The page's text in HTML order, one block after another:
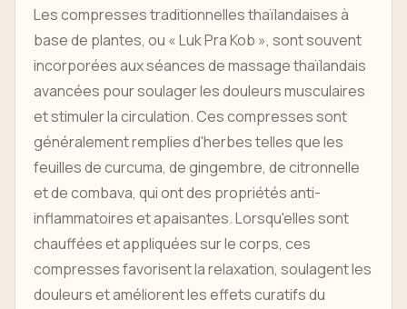
Les compresses traditionnelles thaïlandaises à
base de plantes, ou « Luk Pra Kob », sont souvent
incorporées aux séances de massage thaïlandais
avancées pour soulager les douleurs musculaires
et stimuler la circulation. Ces compresses sont
généralement remplies d'herbes telles que les
feuilles de curcuma, de gingembre, de citronnelle
et de combava, qui ont des propriétés anti-
inflammatoires et apaisantes. Lorsqu'elles sont
chauffées et appliquées sur le corps, ces
compresses favorisent la relaxation, soulagent les
douleurs et améliorent les effets curatifs du